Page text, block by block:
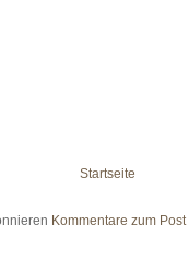
Startseite
Kommentare zum Post